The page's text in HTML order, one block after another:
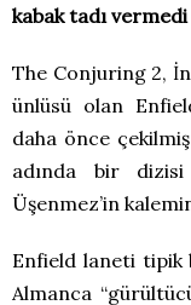
kabak tadı
The Conjuring 2,
ünlüsü olan
daha önce
adında bir
Üşenmez’in
Enfield laneti tipik
Almanca